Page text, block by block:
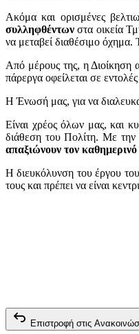
Ακόμα και ορισμένες
συλληφθέντωνστα οικεία
να μεταβεί διαθέσιμο όχημα.
Από μέρους της, η Διοίκηση
πάρεργα οφείλεται σε
Η Ένωσή μας, για να
Είναι χρέος όλων μας, και
διάθεση του Πολίτη. Με την
απαξιώνουν τον
Η διευκόλυνση του έργου
τους και πρέπει να είναι
Επιστροφή στις